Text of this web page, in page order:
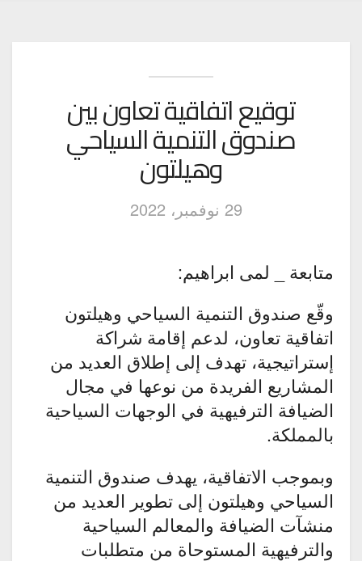
توقيع اتفاقية تعاون بين
صندوق التنمية السياحي
وهيلتون
29 نوفمبر، 2022
متابعة _ لمى ابراهيم:
وقّع صندوق التنمية السياحي وهيلتون
اتفاقية تعاون، لدعم إقامة شراكة
إستراتيجية، تهدف إلى إطلاق العديد من
المشاريع الفريدة من نوعها في مجال
الضيافة الترفيهية في الوجهات السياحية
بالمملكة.
وبموجب الاتفاقية، يهدف صندوق التنمية
السياحي وهيلتون إلى تطوير العديد من
منشآت الضيافة والمعالم السياحية
والترفيهية المستوحاة من متطلبات